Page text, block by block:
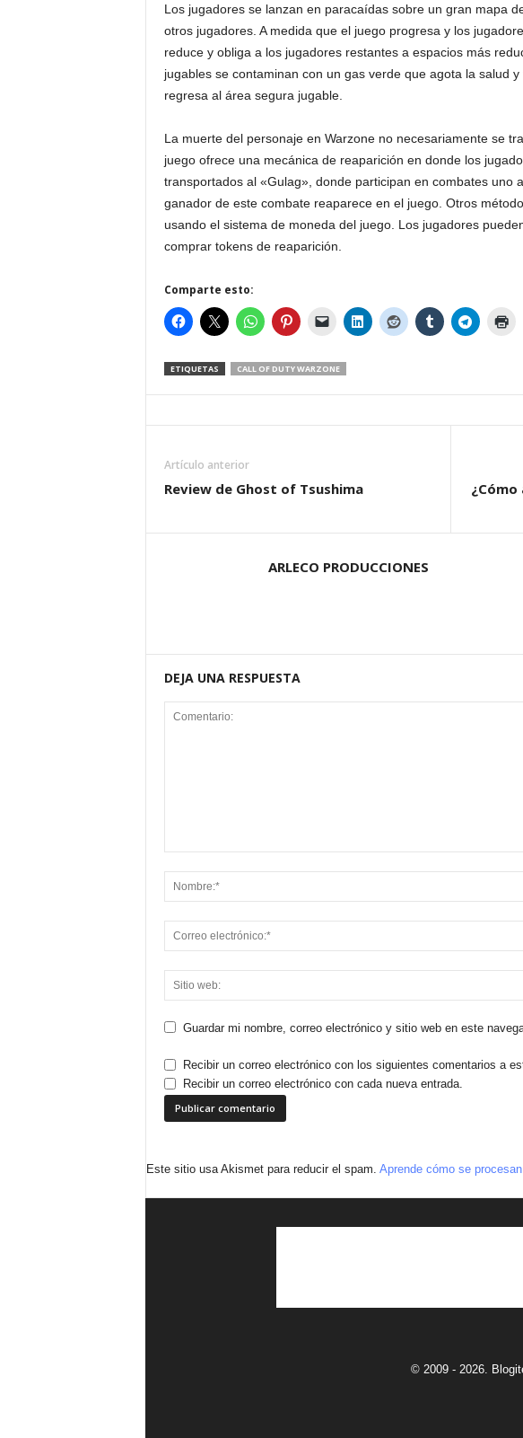
Los jugadores se lanzan en paracaídas sobre un gran mapa
otros jugadores. A medida que el juego progresa y los
reduce y obliga a los jugadores restantes a espacios más
jugables se contaminan con un gas verde que agota la salud
regresa al área segura jugable.
La muerte del personaje en Warzone no necesariamente se
juego ofrece una mecánica de reaparición en donde los
transportados al «Gulag», donde participan en combates uno
ganador de este combate reaparece en el juego. Otros
usando el sistema de moneda del juego. Los jugadores
comprar tokens de reaparición.
Comparte esto:
ETIQUETAS CALL OF DUTY WARZONE
Artículo anterior
Review de Ghost of Tsushima
ARLECO PRODUCCIONES
DEJA UNA RESPUESTA
Guardar mi nombre, correo electrónico y sitio web en este
Recibir un correo electrónico con los siguientes comentarios a
Recibir un correo electrónico con cada nueva entrada.
Este sitio usa Akismet para reducir el spam. Aprende cómo se
© 2009 - 2026.